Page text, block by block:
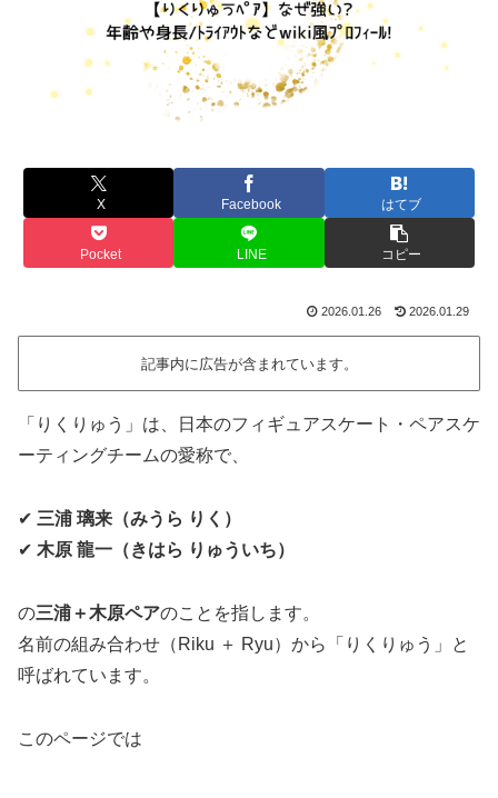
X Facebook はてブ
Pocket LINE コピー
2026.01.26 2026.01.29
記事内に広告が含まれています。
「りくりゅう」は、日本のフィギュアスケート・ペアスケ
ーティングチームの愛称で、
✔ 三浦 璃来（みうら りく）
✔ 木原 龍一（きはら りゅういち）
の三浦＋木原ペアのことを指します。
名前の組み合わせ（Riku ＋ Ryu）から「りくりゅう」と
呼ばれています。
このページでは